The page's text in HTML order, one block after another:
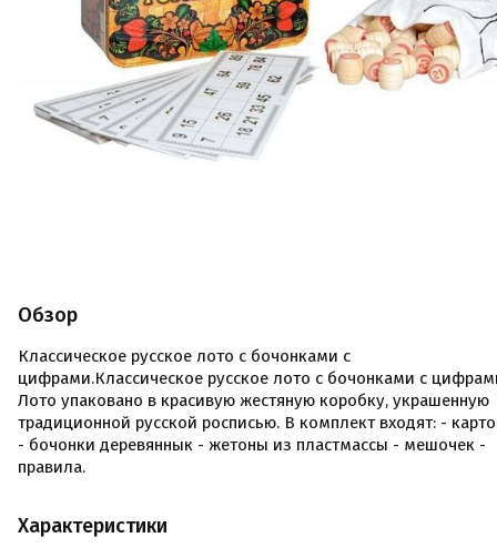
Обзор
Классическое русское лото с бочонками с
цифрами.Классическое русское лото с бочонками с
Лото упаковано в красивую жестяную коробку, украшенную
традиционной русской росписью. В комплект входят: -
- бочонки деревяннык - жетоны из пластмассы - мешочек -
правила.
Характеристики